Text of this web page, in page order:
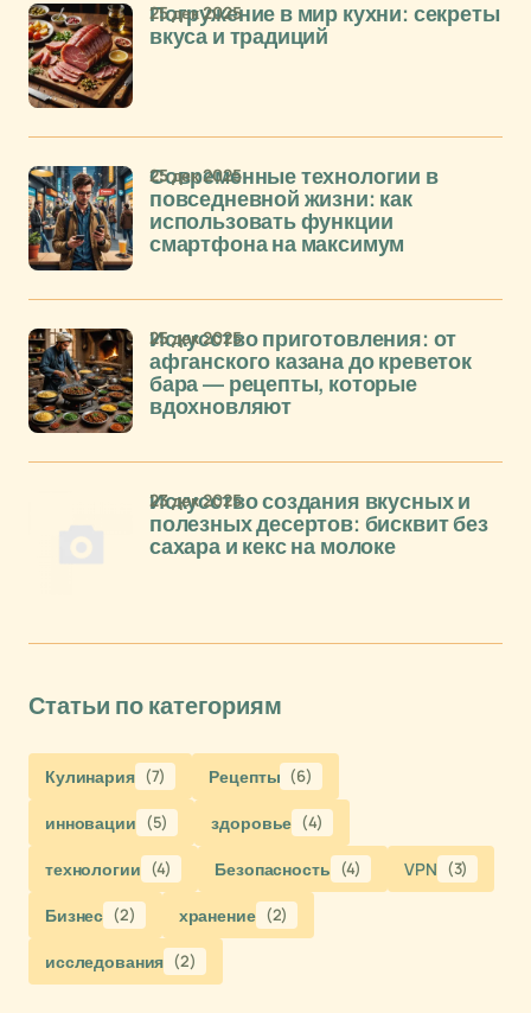
Погружение в мир кухни: секреты
вкуса и традиций
25 дек 2025
Современные технологии в
повседневной жизни: как
использовать функции
смартфона на максимум
25 дек 2025
Искусство приготовления: от
афганского казана до креветок
бара — рецепты, которые
вдохновляют
25 дек 2025
Искусство создания вкусных и
полезных десертов: бисквит без
сахара и кекс на молоке
23 дек 2025
Статьи по категориям
Кулинария (7) Рецепты (6)
инновации (5) здоровье (4)
технологии (4) Безопасность (4) VPN (3)
Бизнес (2) хранение (2)
исследования (2)